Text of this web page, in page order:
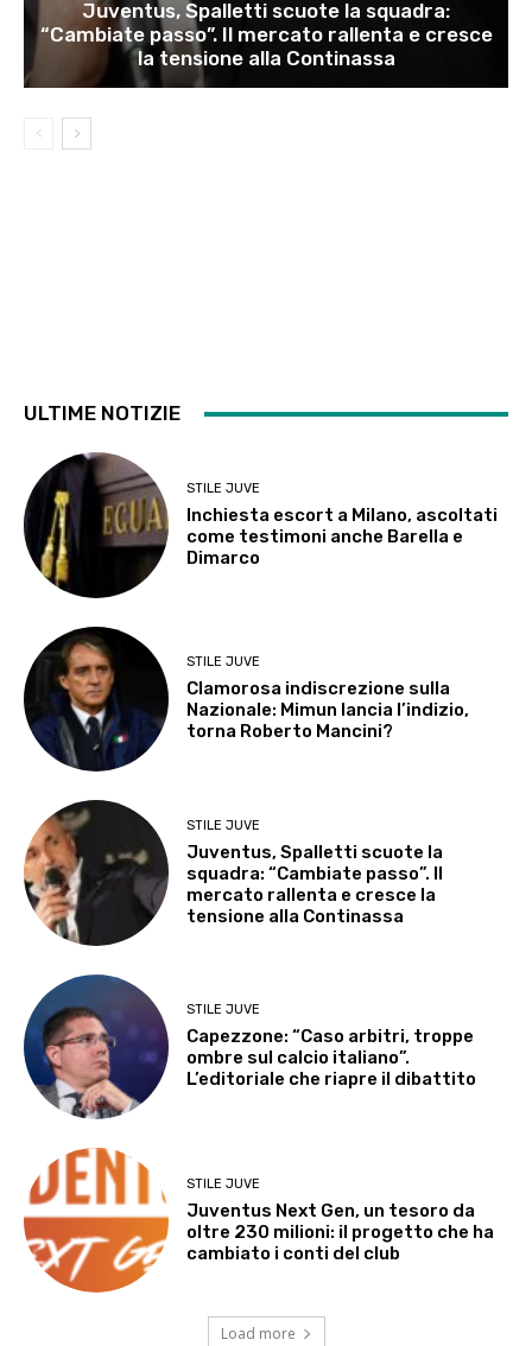
Juventus, Spalletti scuote la squadra:
“Cambiate passo”. Il mercato rallenta e cresce
la tensione alla Continassa
ULTIME NOTIZIE
STILE JUVE
Inchiesta escort a Milano, ascoltati
come testimoni anche Barella e
Dimarco
STILE JUVE
Clamorosa indiscrezione sulla
Nazionale: Mimun lancia l’indizio,
torna Roberto Mancini?
STILE JUVE
Juventus, Spalletti scuote la
squadra: “Cambiate passo”. Il
mercato rallenta e cresce la
tensione alla Continassa
STILE JUVE
Capezzone: “Caso arbitri, troppe
ombre sul calcio italiano”.
L’editoriale che riapre il dibattito
STILE JUVE
Juventus Next Gen, un tesoro da
oltre 230 milioni: il progetto che ha
cambiato i conti del club
Load more